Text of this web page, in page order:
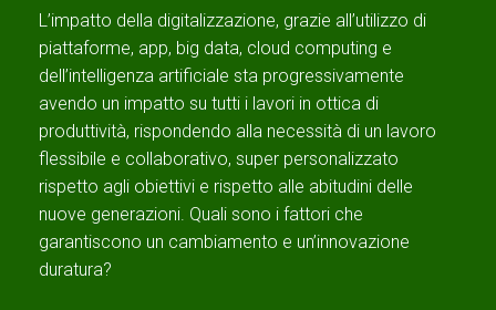
L’impatto della digitalizzazione, grazie all’utilizzo di
piattaforme, app, big data, cloud computing e
dell’intelligenza artificiale sta progressivamente
avendo un impatto su tutti i lavori in ottica di
produttività, rispondendo alla necessità di un lavoro
flessibile e collaborativo, super personalizzato
rispetto agli obiettivi e rispetto alle abitudini delle
nuove generazioni. Quali sono i fattori che
garantiscono un cambiamento e un’innovazione
duratura?